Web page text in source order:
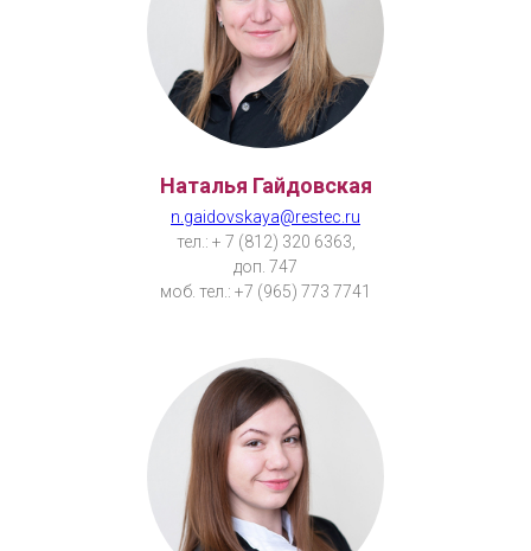
Наталья Гайдовская
n.gaidovskaya@restec.ru
тел.: + 7 (812) 320 6363,
доп. 747
моб. тел.: +7 (965) 773 7741